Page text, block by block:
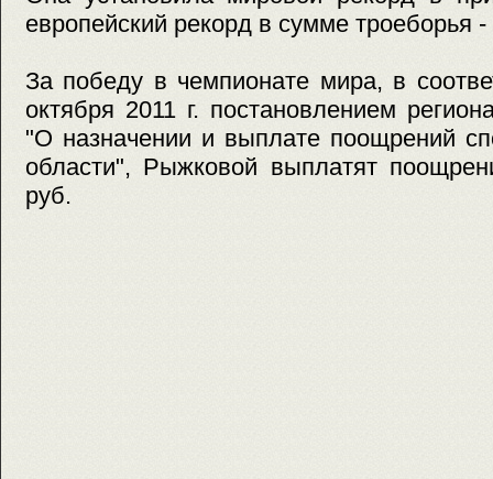
европейский рекорд в сумме троеборья -
За победу в чемпионате мира, в
октября 2011 г. постановлением
"О назначении и выплате поощрений
области", Рыжковой выплатят
руб.